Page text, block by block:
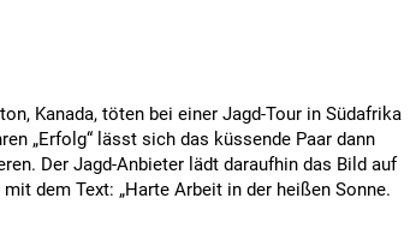
Kanada, töten bei einer Jagd-Tour in Südafrika
„Erfolg“ lässt sich das küssende Paar dann
Der Jagd-Anbieter lädt daraufhin das Bild auf
dem Text: „Harte Arbeit in der heißen Sonne.